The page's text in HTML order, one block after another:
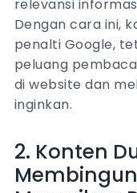
relevansi
Dengan cara ini,
penalti Google,
peluang
di website dan
inginkan.
2. Konten